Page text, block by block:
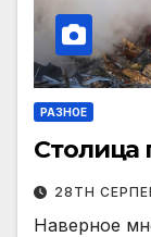
РАЗНОЕ
Столица
28TH
Наверное